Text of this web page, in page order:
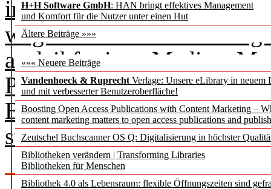
H+H Software GmbH: HAN bringt effektives Management
und Komfort für die Nutzer unter einen Hut
Ältere Beiträge »»»
««« Neuere Beiträge
Vandenhoeck & Ruprecht Verlage: Unsere eLibrary in neuem
und mit verbesserter Benutzeroberfläche!
Boosting Open Access Publications with Content Marketing –
content marketing matters to open access publications and
Zeutschel Buchscanner OS Q: Digitalisierung in höchster
Bibliotheken verändern | Transforming Libraries
Bibliotheken für Menschen
Bibliothek 4.0 als Lebensraum: flexible Öffnungszeiten sind
in Europa. Von
wegweisenden
ausleihfertigen Medien,
Plattform Onleihe – alle
Bibliotheken und ihren
stärken.